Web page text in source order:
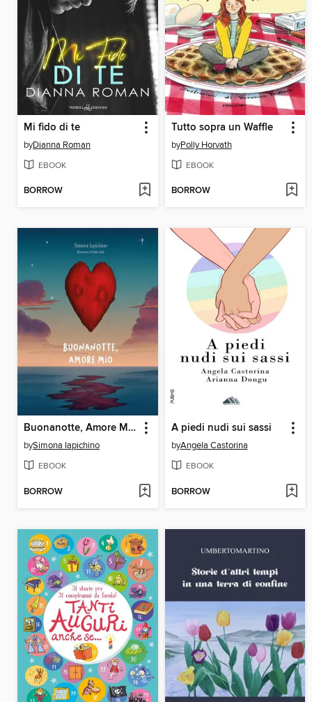
Mi fido di te
byDianna Roman
EBOOK
BORROW
Tutto sopra un Waffle
byPolly Horvath
EBOOK
BORROW
Buonanotte, Amore Mio
bySimona Iapichino
EBOOK
BORROW
A piedi nudi sui sassi
byAngela Castorina
EBOOK
BORROW